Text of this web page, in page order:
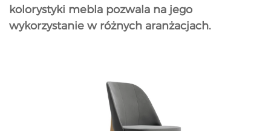
kolorystyki mebla pozwala na jego
wykorzystanie w różnych aranżacjach.